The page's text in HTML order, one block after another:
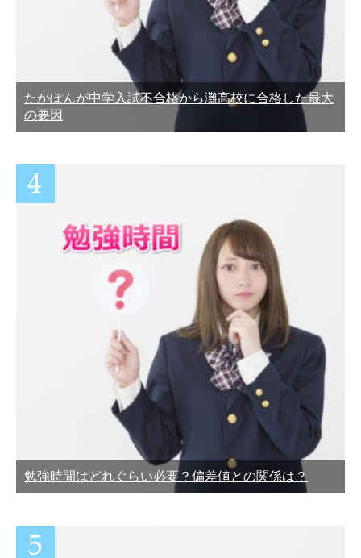
たかぽんが中学入試不合格から灘高校に合格した最大
の要因
勉強時間はどれぐらい必要？偏差値との関係は？